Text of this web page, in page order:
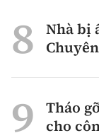
Nhà bị
Tháo
cho